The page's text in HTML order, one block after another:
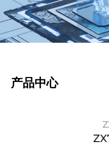
产品中心